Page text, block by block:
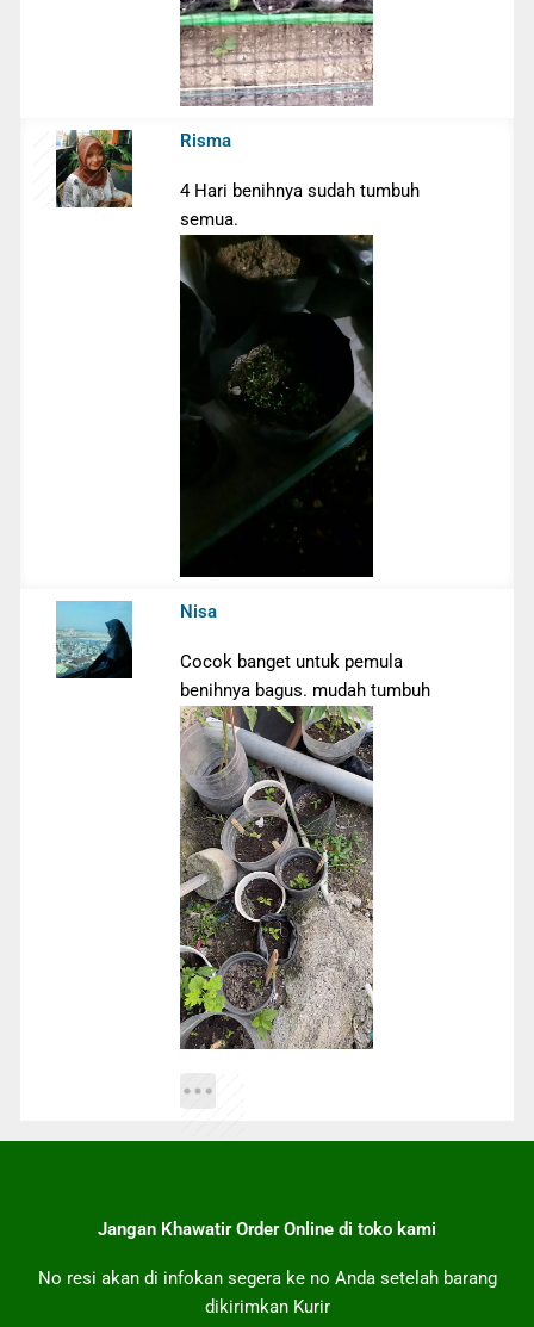
Risma
4 Hari benihnya sudah tumbuh
semua.
Nisa
Cocok banget untuk pemula
benihnya bagus. mudah tumbuh
Jangan Khawatir Order Online di toko kami
No resi akan di infokan segera ke no Anda setelah barang
dikirimkan Kurir